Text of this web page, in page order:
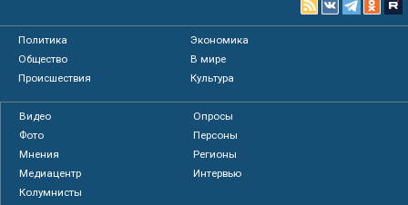
Политика
Экономика
Общество
В мире
Происшествия
Культура
Видео
Опросы
Фото
Персоны
Мнения
Регионы
Медиацентр
Интервью
Колумнисты